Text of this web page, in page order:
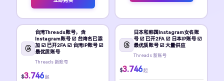
台湾Threads账号，含
Instagram账号 ☑️ 台湾名已添
加 ☑️ 已开2FA ☑️ 台湾IP账号 ☑️
最优质账号
Threads 新账号
$3.746 起
日本和韩国Instagram女名账
号 ☑️ 已开2FA ☑️ 日本IP账号 ☑️
最优质账号 ☑️ 大量供应
Threads 新账号
$3.746 起